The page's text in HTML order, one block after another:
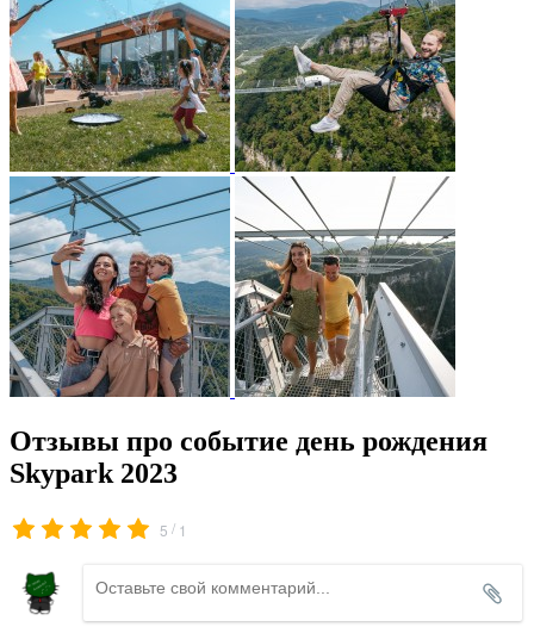
Отзывы про событие день рождения
Skypark 2023
5 / 1